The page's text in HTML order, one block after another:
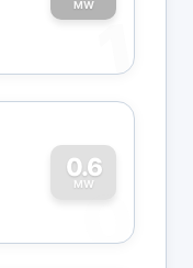
MW
1
0.6
MW
0